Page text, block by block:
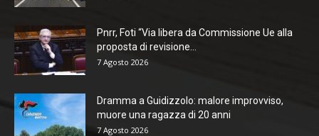
Pnrr, Foti “Via libera da Commissione Ue alla
proposta di revisione...
7 Agosto 2026
Dramma a Guidizzolo: malore improvviso,
muore una ragazza di 20 anni
7 Agosto 2026